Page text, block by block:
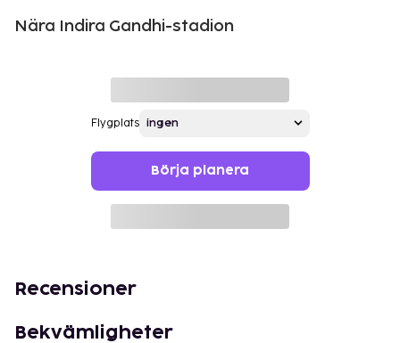
Nära Indira Gandhi-stadion
Flygplats
Börja planera
Recensioner
Bekvämligheter